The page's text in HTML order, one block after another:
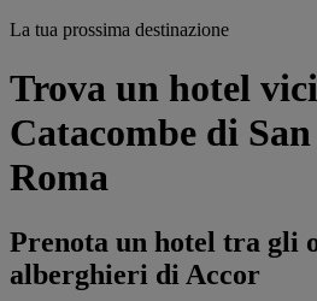
La tua prossima destinazione
Trova un hotel
Catacombe di
Roma
Prenota un hotel tra gli
alberghieri di Accor